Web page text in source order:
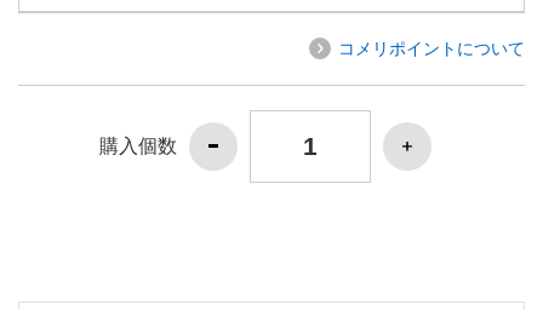
コメリポイントについて
購入個数